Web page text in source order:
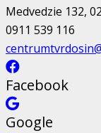
Medvedzie 132,
0911 539 116
Facebook
Google